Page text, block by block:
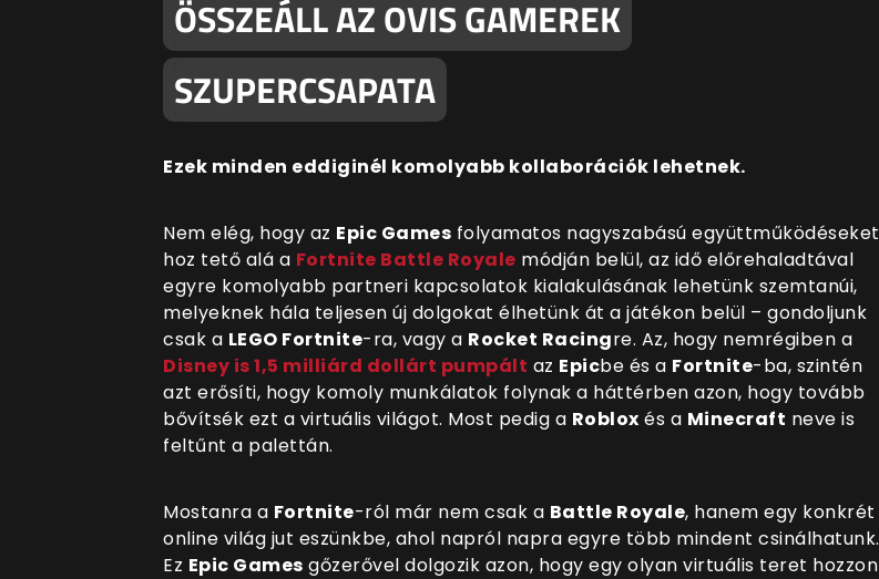
ÖSSZEÁLL AZ OVIS GAMEREK
SZUPERCSAPATA
Ezek minden eddiginél komolyabb kollaborációk lehetnek.
Nem elég, hogy az Epic Games folyamatos nagyszabású együttműködéseket
hoz tető alá a Fortnite Battle Royale módján belül, az idő előrehaladtával
egyre komolyabb partneri kapcsolatok kialakulásának lehetünk szemtanúi,
melyeknek hála teljesen új dolgokat élhetünk át a játékon belül – gondoljunk
csak a LEGO Fortnite-ra, vagy a Rocket Racingre. Az, hogy nemrégiben a
Disney is 1,5 milliárd dollárt pumpált az Epicbe és a Fortnite-ba, szintén
azt erősíti, hogy komoly munkálatok folynak a háttérben azon, hogy tovább
bővítsék ezt a virtuális világot. Most pedig a Roblox és a Minecraft neve is
feltűnt a palettán.
Mostanra a Fortnite-ról már nem csak a Battle Royale, hanem egy konkrét
online világ jut eszünkbe, ahol napról napra egyre több mindent csinálhatunk.
Ez Epic Games gőzerővel dolgozik azon, hogy egy olyan virtuális teret hozzon